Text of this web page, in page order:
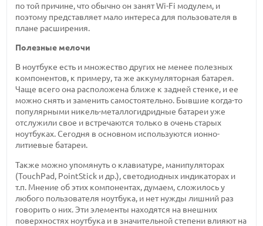
по той причине, что обычно он занят Wi-Fi модулем, и
поэтому представляет мало интереса для пользователя в
плане расширения.
Полезные мелочи
В ноутбуке есть и множество других не менее полезных
компонентов, к примеру, та же аккумуляторная батарея.
Чаще всего она расположена ближе к задней стенке, и ее
можно снять и заменить самостоятельно. Бывшие когда-то
популярными никель-металлогидридные батареи уже
отслужили свое и встречаются только в очень старых
ноутбуках. Сегодня в основном используются ионно-
литиевые батареи.
Также можно упомянуть о клавиатуре, манипуляторах
(TouchPad, PointStick и др.), светодиодных индикаторах и
т.п. Мнение об этих компонентах, думаем, сложилось у
любого пользователя ноутбука, и нет нужды лишний раз
говорить о них. Эти элементы находятся на внешних
поверхностях ноутбука и в значительной степени влияют на